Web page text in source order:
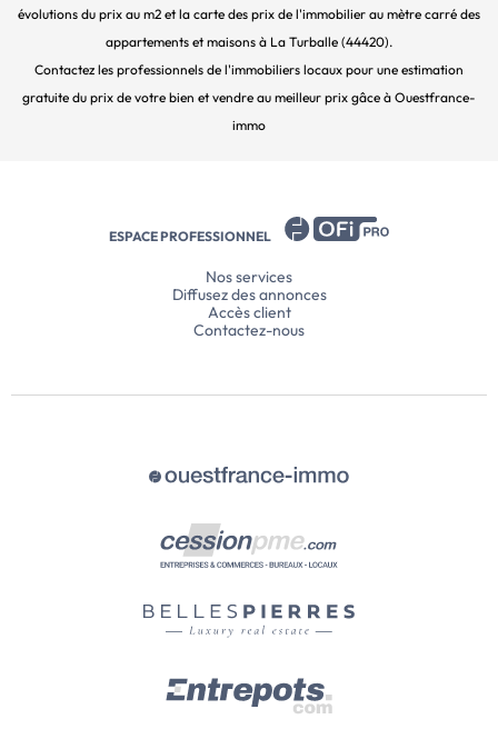
évolutions du prix au m2 et la carte des prix de l'immobilier au mètre carré des
appartements et maisons à La Turballe (44420).
Contactez les professionnels de l'immobiliers locaux pour une estimation
gratuite du prix de votre bien et vendre au meilleur prix gâce à Ouestfrance-
immo
ESPACE PROFESSIONNEL
Nos services
Diffusez des annonces
Accès client
Contactez-nous